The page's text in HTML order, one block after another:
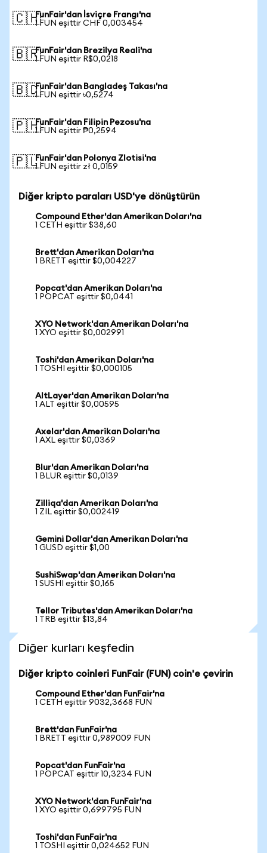
🇨🇭FunFair'dan İsviçre Frangı'na
1 FUN eşittir CHF 0,003454
🇧🇷FunFair'dan Brezilya Reali'na
1 FUN eşittir R$0,0218
🇧🇩FunFair'dan Bangladeş Takası'na
1 FUN eşittir ৳0,5274
🇵🇭FunFair'dan Filipin Pezosu'na
1 FUN eşittir ₱0,2594
🇵🇱FunFair'dan Polonya Zlotisi'na
1 FUN eşittir zł 0,0159
Diğer kripto paraları USD'ye dönüştürün
Compound Ether'dan Amerikan Doları'na
1 CETH eşittir $38,60
Brett'dan Amerikan Doları'na
1 BRETT eşittir $0,004227
Popcat'dan Amerikan Doları'na
1 POPCAT eşittir $0,0441
XYO Network'dan Amerikan Doları'na
1 XYO eşittir $0,002991
Toshi'dan Amerikan Doları'na
1 TOSHI eşittir $0,000105
AltLayer'dan Amerikan Doları'na
1 ALT eşittir $0,00595
Axelar'dan Amerikan Doları'na
1 AXL eşittir $0,0369
Blur'dan Amerikan Doları'na
1 BLUR eşittir $0,0139
Zilliqa'dan Amerikan Doları'na
1 ZIL eşittir $0,002419
Gemini Dollar'dan Amerikan Doları'na
1 GUSD eşittir $1,00
SushiSwap'dan Amerikan Doları'na
1 SUSHI eşittir $0,165
Tellor Tributes'dan Amerikan Doları'na
1 TRB eşittir $13,84
Diğer kurları keşfedin
Diğer kripto coinleri FunFair (FUN) coin'e çevirin
Compound Ether'dan FunFair'na
1 CETH eşittir 9032,3668 FUN
Brett'dan FunFair'na
1 BRETT eşittir 0,989009 FUN
Popcat'dan FunFair'na
1 POPCAT eşittir 10,3234 FUN
XYO Network'dan FunFair'na
1 XYO eşittir 0,699795 FUN
Toshi'dan FunFair'na
1 TOSHI eşittir 0,024652 FUN